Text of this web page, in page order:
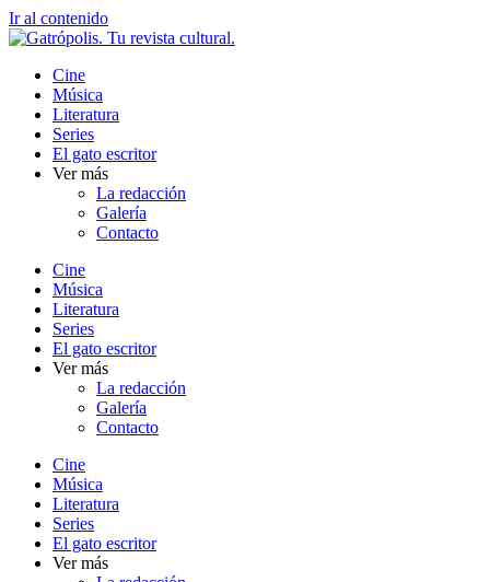
Ir al contenido
Cine
Música
Literatura
Series
El gato escritor
Ver más
La redacción
Galería
Contacto
Cine
Música
Literatura
Series
El gato escritor
Ver más
La redacción
Galería
Contacto
Cine
Música
Literatura
Series
El gato escritor
Ver más